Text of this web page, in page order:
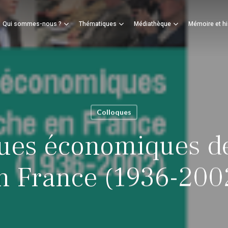
Qui sommes-nous ? Thématiques Médiathèque Mémoire et
Panier
Colloques
économiques
France (1936-